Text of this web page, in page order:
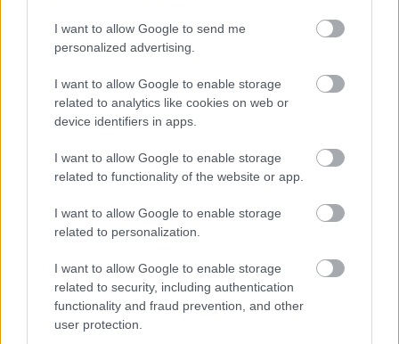
I want to allow Google to send me
personalized advertising.
I want to allow Google to enable storage
related to analytics like cookies on web or
device identifiers in apps.
I want to allow Google to enable storage
related to functionality of the website or app.
I want to allow Google to enable storage
related to personalization.
I want to allow Google to enable storage
related to security, including authentication
functionality and fraud prevention, and other
user protection.
Látványos építési szakasz indult be a
Flórián téri felüljárón
Paks II.: Mit jelent az 5. blokk új
árnyékában?
Elkészült a Liszt Ferenc repülőtér
közelében lévő logisztikai bázis út- és
Látlelet a hazai víziközművekről?
Egyetlen, fél évszázados vezetéken